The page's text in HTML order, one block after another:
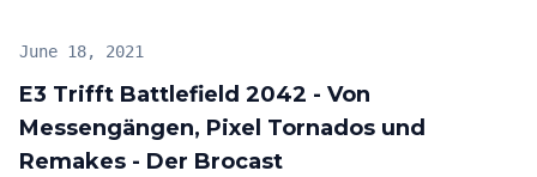
E3 Trifft Battlefield 2042 - Von
Messengängen, Pixel Tornados und
Remakes - Der Brocast
June 18, 2021